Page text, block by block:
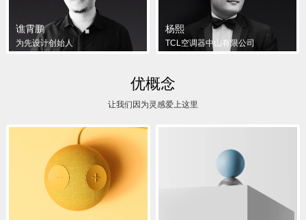
谯霄鹏
为先设计创始人
杨熙
TCL空调器中山有限公司
优概念
让我们因为灵感爱上这里